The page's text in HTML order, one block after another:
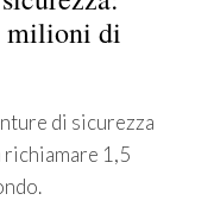
milioni di
di sicurezza
1,5